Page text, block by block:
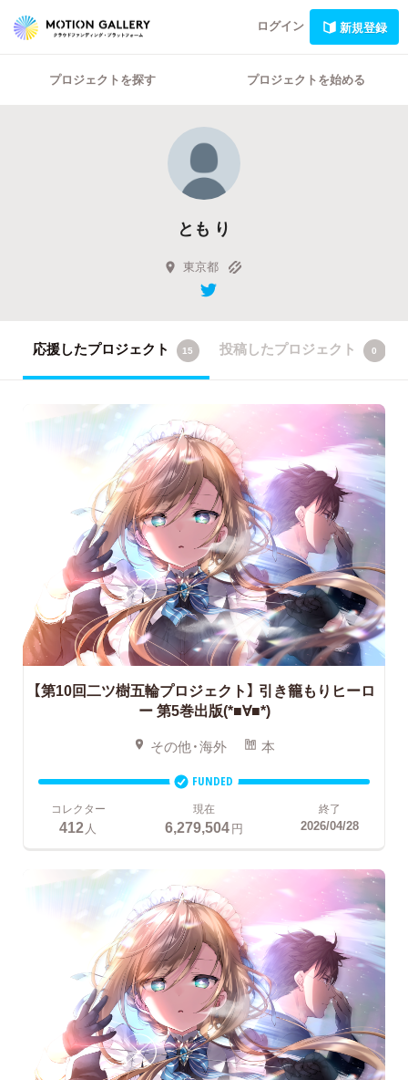
ログイン 新規登録
プロジェクトを探す プロジェクトを始める
とも り
東京都
応援したプロジェクト 15 投稿したプロジェクト 0
【第10回二ツ樹五輪プロジェクト】 引き籠もりヒーロ
ー 第5巻出版(*■∀■*)
その他・海外 本
FUNDED
コレクター
412 人
現在
6,279,504円
終了
2026/04/28